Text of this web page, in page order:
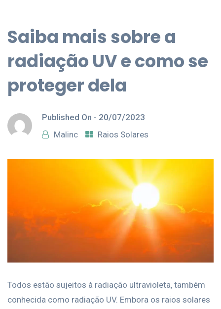
Saiba mais sobre a
radiação UV e como se
proteger dela
Published On - 20/07/2023
Malinc
Raios Solares
Todos estão sujeitos à radiação ultravioleta, também
conhecida como radiação UV. Embora os raios solares